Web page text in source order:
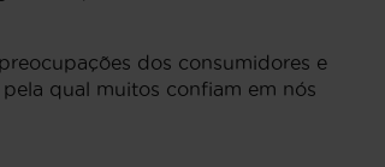
dos consumidores e
qual muitos confiam em nós